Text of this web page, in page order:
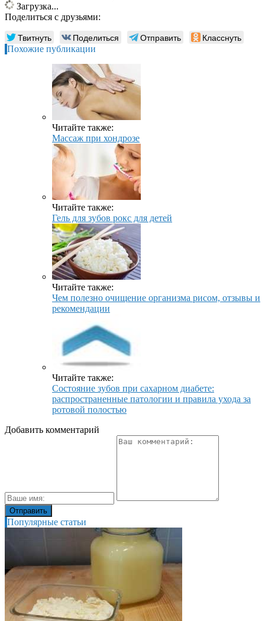
Загрузка...
Поделиться с друзьями:
Твитнуть Поделиться Отправить Класснуть
Похожие публикации
Читайте также:
Массаж при хондрозе
Читайте также:
Гель для зубов рокс для детей
Читайте также:
Чем полезно очищение организма рисом, отзывы и
рекомендации
Читайте также:
Состояние зубов при сахарном диабете:
распространенные патологии и правила ухода за
ротовой полостью
Добавить комментарий
Популярные статьи